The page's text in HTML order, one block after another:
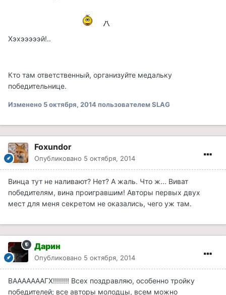
Хэхэээээй!..
Кто там ответственный, организуйте медальку
победительнице.
Изменено 5 октября, 2014пользователем SLAG
Foxundor
Опубликовано 5 октября, 2014
Винца тут не наливают? Нет? А жаль. Что ж... Виват
победителям, вина проигравшим! Авторы первых двух
мест для меня секретом не оказались, чего уж там.
Дарин
Опубликовано 5 октября, 2014
ВАААААААГХ!!!!!!!! Всех поздравляю, особенно тройку
победителей; все авторы молодцы, всем можно